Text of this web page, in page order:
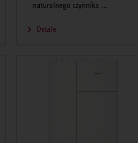
naturalnego czynnika ...
Detale